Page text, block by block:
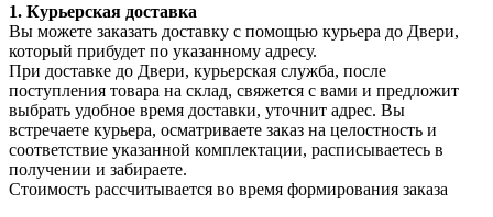
1. Курьерская доставка
Вы можете заказать доставку с помощью курьера до Двери,
который прибудет по указанному адресу.
При доставке до Двери, курьерская служба, после
поступления товара на склад, свяжется с вами и предложит
выбрать удобное время доставки, уточнит адрес. Вы
встречаете курьера, осматриваете заказ на целостность и
соответствие указанной комплектации, расписываетесь в
получении и забираете.
Стоимость рассчитывается во время формирования заказа